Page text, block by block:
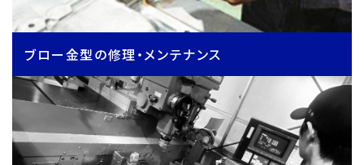
ブロー金型の修理・メンテナンス